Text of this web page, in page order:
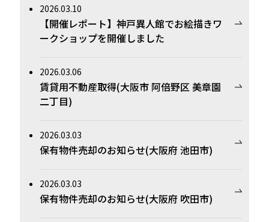
2026.03.10
【開催レポート】神戸異人館でお絵描きワ
ークショップを開催しました
2026.03.06
賃貸用不動産取得(大阪市 阿倍野区 美章園
二丁目)
2026.03.03
保有物件売却のお知らせ(大阪府 池田市)
2026.03.03
保有物件売却のお知らせ(大阪府 吹田市)